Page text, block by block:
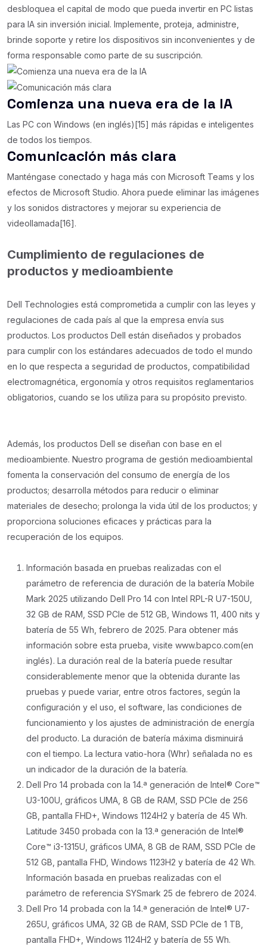
desbloquea el capital de modo que pueda invertir en PC listas
para IA sin inversión inicial. Implemente, proteja, administre,
brinde soporte y retire los dispositivos sin inconvenientes y de
forma responsable como parte de su suscripción.
Comienza una nueva era de la IA
Las PC con Windows (en inglés)[15] más rápidas e inteligentes
de todos los tiempos.
Comunicación más clara
Manténgase conectado y haga más con Microsoft Teams y los
efectos de Microsoft Studio. Ahora puede eliminar las imágenes
y los sonidos distractores y mejorar su experiencia de
videollamada[16].
Cumplimiento de regulaciones de
productos y medioambiente
Dell Technologies está comprometida a cumplir con las leyes y
regulaciones de cada país al que la empresa envía sus
productos. Los productos Dell están diseñados y probados
para cumplir con los estándares adecuados de todo el mundo
en lo que respecta a seguridad de productos, compatibilidad
electromagnética, ergonomía y otros requisitos reglamentarios
obligatorios, cuando se los utiliza para su propósito previsto.
Además, los productos Dell se diseñan con base en el
medioambiente. Nuestro programa de gestión medioambiental
fomenta la conservación del consumo de energía de los
productos; desarrolla métodos para reducir o eliminar
materiales de desecho; prolonga la vida útil de los productos; y
proporciona soluciones eficaces y prácticas para la
recuperación de los equipos.
Información basada en pruebas realizadas con el
parámetro de referencia de duración de la batería Mobile
Mark 2025 utilizando Dell Pro 14 con Intel RPL-R U7-150U,
32 GB de RAM, SSD PCIe de 512 GB, Windows 11, 400 nits y
batería de 55 Wh, febrero de 2025. Para obtener más
información sobre esta prueba, visite www.bapco.com(en
inglés). La duración real de la batería puede resultar
considerablemente menor que la obtenida durante las
pruebas y puede variar, entre otros factores, según la
configuración y el uso, el software, las condiciones de
funcionamiento y los ajustes de administración de energía
del producto. La duración de batería máxima disminuirá
con el tiempo. La lectura vatio-hora (Whr) señalada no es
un indicador de la duración de la batería.
Dell Pro 14 probada con la 14.ª generación de Intel® Core™
U3-100U, gráficos UMA, 8 GB de RAM, SSD PCIe de 256
GB, pantalla FHD+, Windows 1124H2 y batería de 45 Wh.
Latitude 3450 probada con la 13.ª generación de Intel®
Core™ i3-1315U, gráficos UMA, 8 GB de RAM, SSD PCIe de
512 GB, pantalla FHD, Windows 1123H2 y batería de 42 Wh.
Información basada en pruebas realizadas con el
parámetro de referencia SYSmark 25 de febrero de 2024.
Dell Pro 14 probada con la 14.ª generación de Intel® U7-
265U, gráficos UMA, 32 GB de RAM, SSD PCIe de 1 TB,
pantalla FHD+, Windows 1124H2 y batería de 55 Wh.